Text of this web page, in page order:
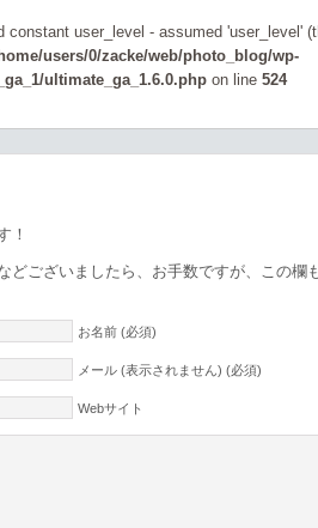
constant user_level - assumed 'user_level'
users/0/zacke/web/photo_blog/wp-
ultimate_ga_1.6.0.php on line 524
！
どございましたら、お手数ですが、この欄
お名前 (必須)
メール (表示されません) (必須)
Webサイト